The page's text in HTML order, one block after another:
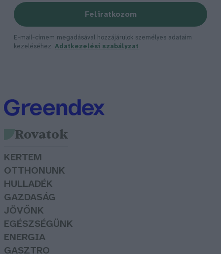
Feliratkozom
E-mail-címem megadásával hozzájárulok személyes adataim
kezeléséhez. Adatkezelési szabályzat
Rovatok
KERTEM
OTTHONUNK
HULLADÉK
GAZDASÁG
JÖVŐNK
EGÉSZSÉGÜNK
ENERGIA
GASZTRO